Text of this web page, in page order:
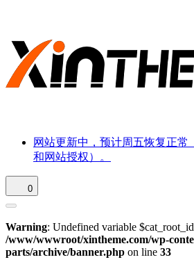
网站更新中，预计周五恢复正常
和网站授权）。
0
Warning: Undefined variable
/www/wwwroot/xintheme.com/wp-
parts/archive/banner.php on line 33